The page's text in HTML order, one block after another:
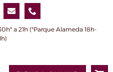
a 21h (*Parque Alameda 18h-